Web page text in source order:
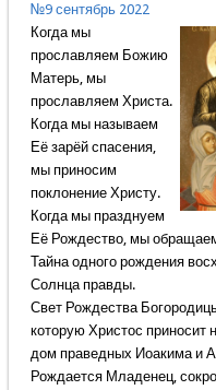
№9 сентябрь 2022
Когда мы
прославляем Божию
Матерь, мы
прославляем Христа.
Когда мы называем
Её зарёй спасения,
мы приносим
поклонение Христу.
Когда мы празднуем
Её Рождество, мы
Тайна одного рождения
Солнца правды.
Свет Рождества
которую Христос
дом праведных Иоакима и
Рождается Младенец,